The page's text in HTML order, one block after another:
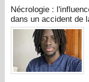
Nécrologie :
dans un accident de